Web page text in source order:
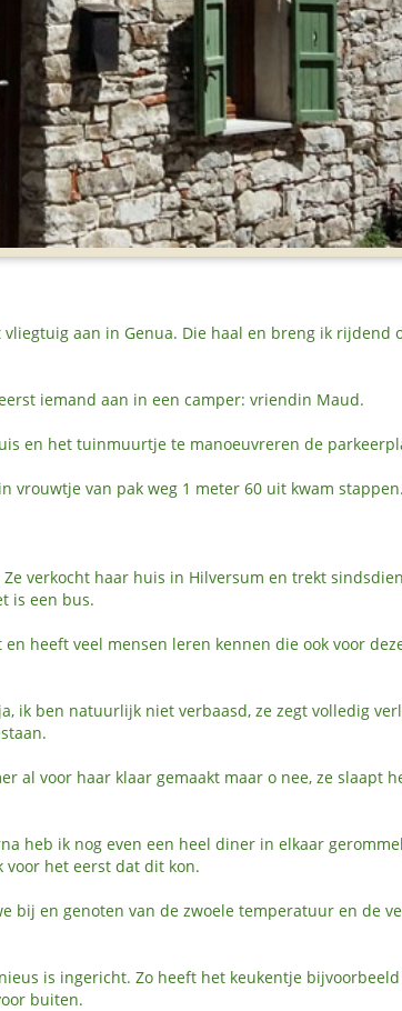
aan in Genua. Die haal en breng ik rijdend
iemand aan in een camper: vriendin Maud.
en het tuinmuurtje te manoeuvreren de
vrouwtje van pak weg 1 meter 60 uit kwam stappen.
verkocht haar huis in Hilversum en trekt
is een bus.
heeft veel mensen leren kennen die ook voor
ik ben natuurlijk niet verbaasd, ze zegt volledig
al voor haar klaar gemaakt maar o nee, ze slaapt
heb ik nog even een heel diner in elkaar
het eerst dat dit kon.
bij en genoten van de zwoele temperatuur en de
is ingericht. Zo heeft het keukentje
buiten.